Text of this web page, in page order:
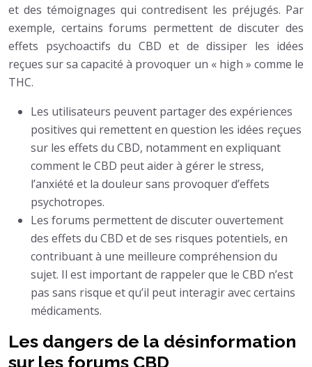
et des témoignages qui contredisent les préjugés. Par
exemple, certains forums permettent de discuter des
effets psychoactifs du CBD et de dissiper les idées
reçues sur sa capacité à provoquer un « high » comme le
THC.
Les utilisateurs peuvent partager des expériences
positives qui remettent en question les idées reçues
sur les effets du CBD, notamment en expliquant
comment le CBD peut aider à gérer le stress,
l’anxiété et la douleur sans provoquer d’effets
psychotropes.
Les forums permettent de discuter ouvertement
des effets du CBD et de ses risques potentiels, en
contribuant à une meilleure compréhension du
sujet. Il est important de rappeler que le CBD n’est
pas sans risque et qu’il peut interagir avec certains
médicaments.
Les dangers de la désinformation
sur les forums CBD